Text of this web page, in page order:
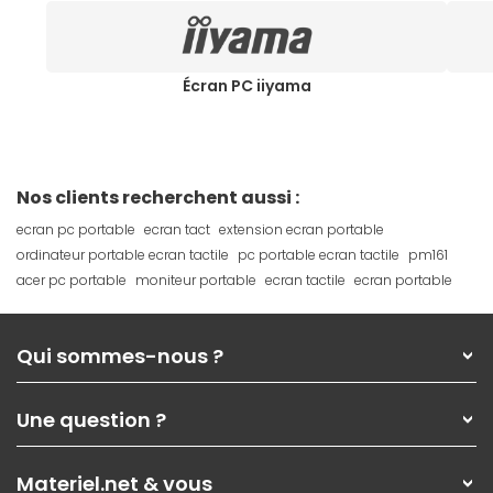
Écran PC iiyama
Nos clients recherchent aussi :
ecran pc portable ecran tact extension ecran portable
ordinateur portable ecran tactile pc portable ecran tactile pm161
acer pc portable moniteur portable ecran tactile ecran portable
Qui sommes-nous ?
Nos services
Les magasins Materiel.net
Nos solutions pour les pros
Une question ?
Materiel.net & vous